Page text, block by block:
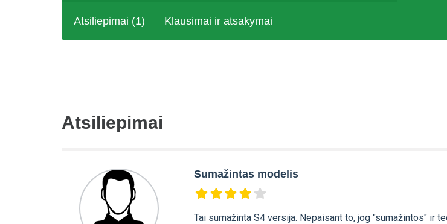
Atsiliepimai (1) Klausimai ir atsakymai
Atsiliepimai
Sumažintas modelis
Tai sumažinta S4 versija. Nepaisant to, jog "sumažintos" ir